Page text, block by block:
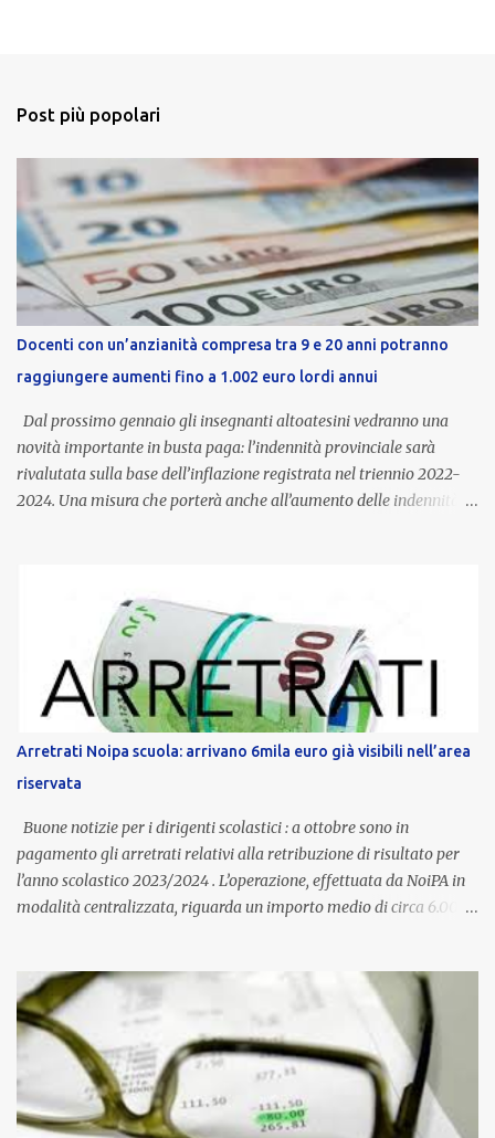
Post più popolari
Docenti con un’anzianità compresa tra 9 e 20 anni potranno
raggiungere aumenti fino a 1.002 euro lordi annui
Dal prossimo gennaio gli insegnanti altoatesini vedranno una
novità importante in busta paga: l’indennità provinciale sarà
rivalutata sulla base dell’inflazione registrata nel triennio 2022-
2024. Una misura che porterà anche all’aumento delle indennità di
dedicato alle donne vittime di violenza di genere, in linea con la
normativa nazionale e con l’obiettivo di offrire maggiore tutela e
supporto in situazioni delicate. L’indennità provinciale per i docenti
è un unicum in Italia: si tratta di una misura esclusiva della
Provincia autonoma di Bolzano, che integra in maniera stabile lo
stipendio nazionale grazie alle prerogative garantite
dall’autonomia locale. Non è un bonus temporaneo né un
compenso accessorio, ma una voce strutturale di retribuzione,
aggiornata periodicamente in base al cost...
Arretrati Noipa scuola: arrivano 6mila euro già visibili nell’area
riservata
Buone notizie per i dirigenti scolastici : a ottobre sono in
pagamento gli arretrati relativi alla retribuzione di risultato per
l’anno scolastico 2023/2024 . L’operazione, effettuata da NoiPA in
modalità centralizzata, riguarda un importo medio di circa 6.000
ordinaria di ottobre . Cos’è la retribuzione di risultato La
retribuzione di risultato rappresenta la parte variabile dello
stipendio dei dirigenti scolastici. Viene corrisposta per valorizzare
la qualità dell’attività svolta, la gestione delle risorse e il
raggiungimento degli obiettivi fissati dal Ministero dell’Istruzione
e del Merito (MIM) . Per l’anno scolastico 2023/2024, il MIM ha